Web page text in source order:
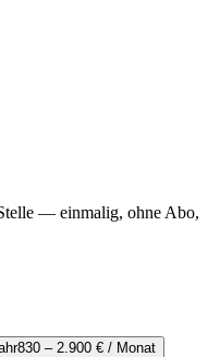
— einmalig, ohne Abo,
830 – 2.900 € / Monat